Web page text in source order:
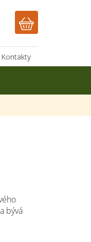
NÁKUPNÍ
Kontakty
bývá